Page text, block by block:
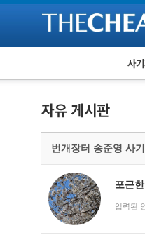
피해
보
유
비
번개장터 송준영 사기
포근
입력된